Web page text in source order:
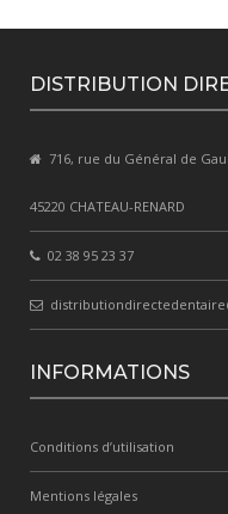
DISTRIBUTION
716, rue du Général de
45220 CHATEAU-RENARD
02 38 95 23 37
INFORMATIONS
Conditions d’utilisation
Mentions légales